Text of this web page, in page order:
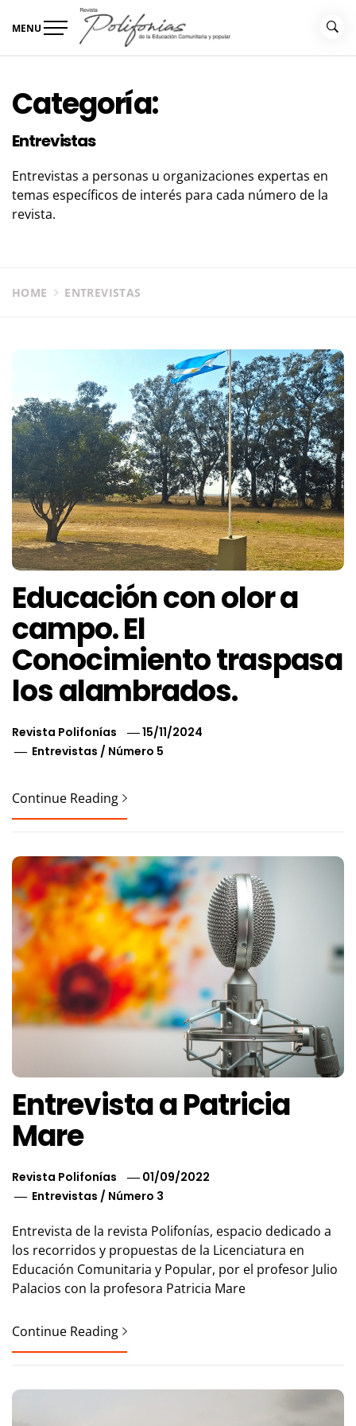
MENU
Categoría:
Entrevistas
Entrevistas a personas u organizaciones expertas en
temas específicos de interés para cada número de la
revista.
HOME ENTREVISTAS
Educación con olor a
campo. El
Conocimiento traspasa
los alambrados.
Revista Polifonías
15/11/2024
Entrevistas / Número 5
Continue Reading
Entrevista a Patricia
Mare
Revista Polifonías
01/09/2022
Entrevistas / Número 3
Entrevista de la revista Polifonías, espacio dedicado a
los recorridos y propuestas de la Licenciatura en
Educación Comunitaria y Popular, por el profesor Julio
Palacios con la profesora Patricia Mare
Continue Reading